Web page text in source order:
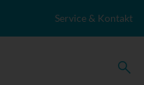
Service & Kontakt